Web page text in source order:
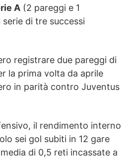
A (2 pareggi e 1
di tre successi
registrare due pareggi di
la prima volta da aprile
in parità contro Juventus
il rendimento interno
sei gol subiti in 12 gare
di 0,5 reti incassate a